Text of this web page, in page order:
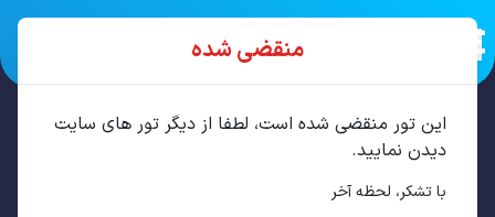
منقضی شده
این تور منقضی شده است، لطفا از دیگر تور های سایت
دیدن نمایید.
با تشکر، لحظه آخر